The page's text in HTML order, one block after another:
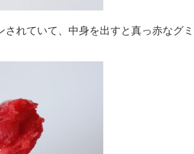
れていて、中身を出すと真っ赤なグミ